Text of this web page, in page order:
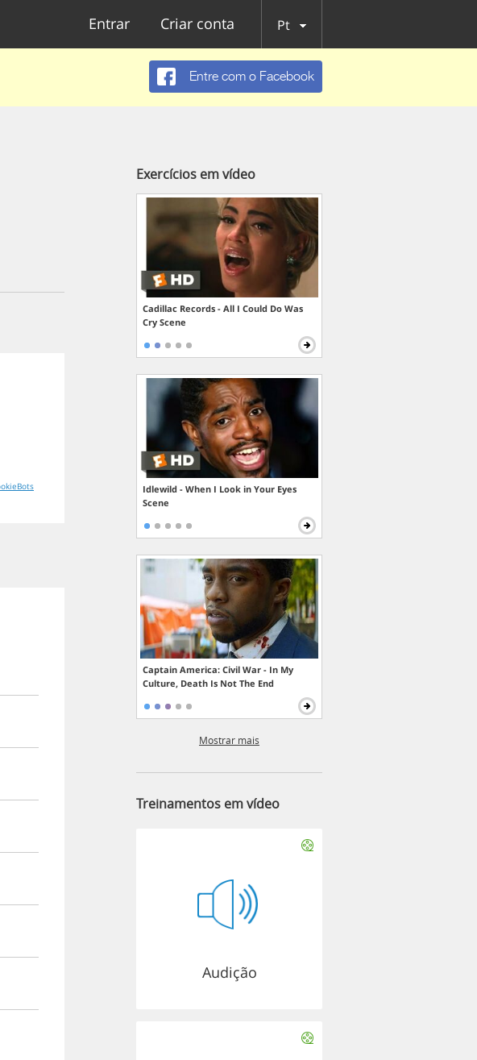
Entrar Criar conta Pt
Entre com o Facebook
Exercícios em vídeo
Cadillac Records - All I Could Do Was
Cry Scene
Idlewild - When I Look in Your Eyes
Scene
Captain America: Civil War - In My
Culture, Death Is Not The End
Mostrar mais
Treinamentos em vídeo
Audição